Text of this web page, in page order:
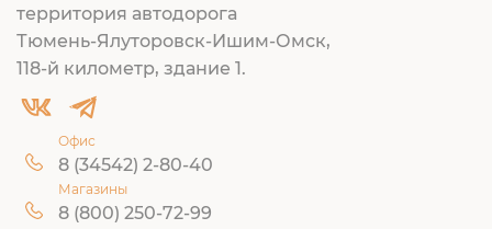
территория автодорога
Тюмень-Ялуторовск-Ишим-Омск,
118-й километр, здание 1.
Офис
8 (34542) 2-80-40
Магазины
8 (800) 250-72-99